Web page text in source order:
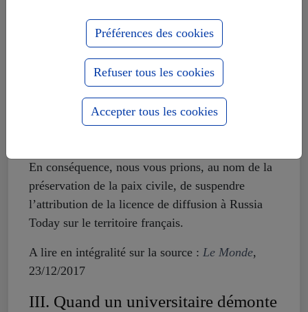
Dans un tel contexte de guerre hybride,
en France est d’une extrême gravité car elle peut
conduire au brouillage des esprits et à la désunion
En conséquence, nous vous prions, au nom de la
préservation de la paix civile, de suspendre
l’attribution de la licence de diffusion à Russia
Today sur le territoire français.
A lire en intégralité sur la source : Le Monde,
23/12/2017
III. Quand un universitaire démonte
Préférences des cookies
Refuser tous les cookies
Accepter tous les cookies